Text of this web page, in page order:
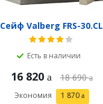
Сейф Valberg FRS-30.CL
Есть в наличии
16 820 18 690
Экономия 1 870